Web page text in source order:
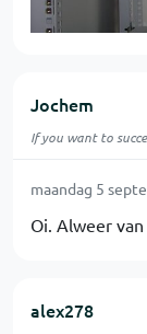
Jochem
If you want to
maandag 5
Oi. Alweer
alex278